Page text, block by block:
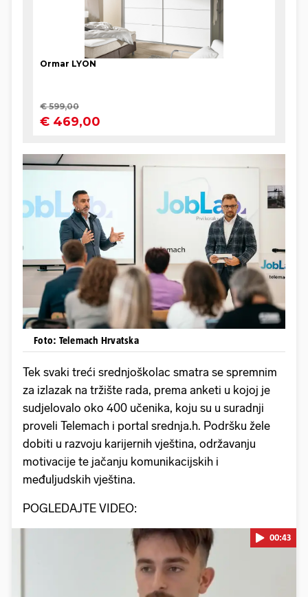
Foto: Telemach Hrvatska
Tek svaki treći srednjoškolac smatra se spremnim
za izlazak na tržište rada, prema anketi u kojoj je
sudjelovalo oko 400 učenika, koju su u suradnji
proveli Telemach i portal srednja.h. Podršku žele
dobiti u razvoju karijernih vještina, održavanju
motivacije te jačanju komunikacijskih i
međuljudskih vještina.
POGLEDAJTE VIDEO:
00:43